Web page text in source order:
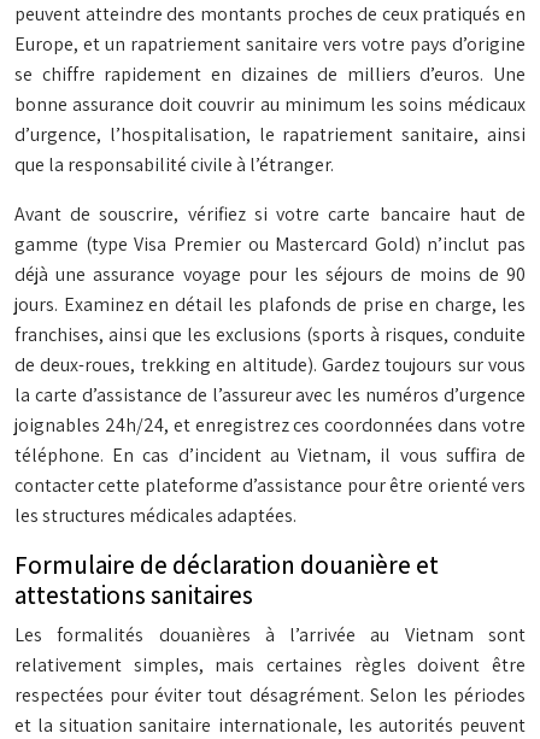
peuvent atteindre des montants proches de ceux pratiqués en
Europe, et un rapatriement sanitaire vers votre pays d’origine
se chiffre rapidement en dizaines de milliers d’euros. Une
bonne assurance doit couvrir au minimum les soins médicaux
d’urgence, l’hospitalisation, le rapatriement sanitaire, ainsi
que la responsabilité civile à l’étranger.
Avant de souscrire, vérifiez si votre carte bancaire haut de
gamme (type Visa Premier ou Mastercard Gold) n’inclut pas
déjà une assurance voyage pour les séjours de moins de 90
jours. Examinez en détail les plafonds de prise en charge, les
franchises, ainsi que les exclusions (sports à risques, conduite
de deux-roues, trekking en altitude). Gardez toujours sur vous
la carte d’assistance de l’assureur avec les numéros d’urgence
joignables 24h/24, et enregistrez ces coordonnées dans votre
téléphone. En cas d’incident au Vietnam, il vous suffira de
contacter cette plateforme d’assistance pour être orienté vers
les structures médicales adaptées.
Formulaire de déclaration douanière et
attestations sanitaires
Les formalités douanières à l’arrivée au Vietnam sont
relativement simples, mais certaines règles doivent être
respectées pour éviter tout désagrément. Selon les périodes
et la situation sanitaire internationale, les autorités peuvent